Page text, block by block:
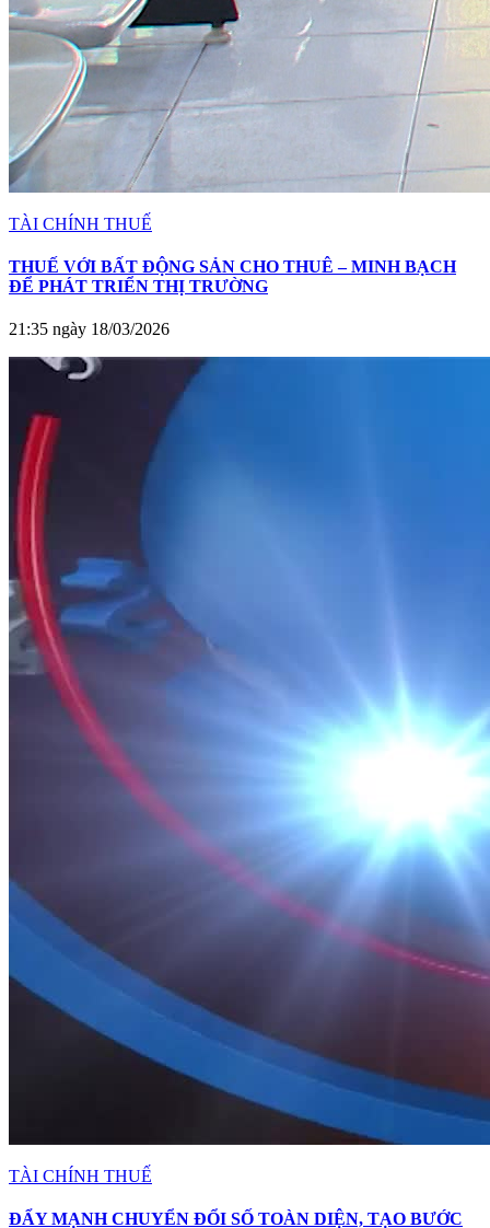
TÀI CHÍNH THUẾ
THUẾ VỚI BẤT ĐỘNG SẢN CHO THUÊ – MINH BẠCH
ĐỂ PHÁT TRIỂN THỊ TRƯỜNG
21:35 ngày 18/03/2026
TÀI CHÍNH THUẾ
ĐẨY MẠNH CHUYỂN ĐỔI SỐ TOÀN DIỆN, TẠO BƯỚC